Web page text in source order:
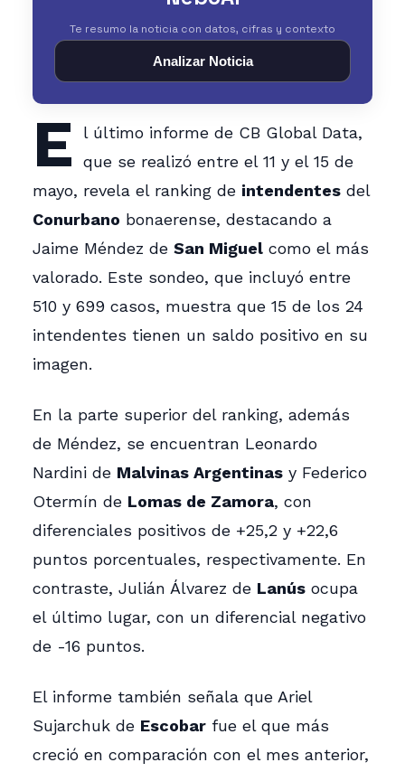
Te resumo la noticia con datos, cifras y contexto
Analizar Noticia
E
l último informe de CB Global Data,
que se realizó entre el 11 y el 15 de
mayo, revela el ranking de intendentes del
Conurbano bonaerense, destacando a
Jaime Méndez de San Miguel como el más
valorado. Este sondeo, que incluyó entre
510 y 699 casos, muestra que 15 de los 24
intendentes tienen un saldo positivo en su
imagen.
En la parte superior del ranking, además
de Méndez, se encuentran Leonardo
Nardini de Malvinas Argentinas y Federico
Otermín de Lomas de Zamora, con
diferenciales positivos de +25,2 y +22,6
puntos porcentuales, respectivamente. En
contraste, Julián Álvarez de Lanús ocupa
el último lugar, con un diferencial negativo
de -16 puntos.
El informe también señala que Ariel
Sujarchuk de Escobar fue el que más
creció en comparación con el mes anterior,